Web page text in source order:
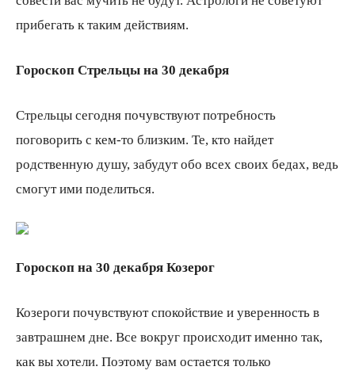
прибегать к таким действиям.
Гороскоп Стрельцы на 30 декабря
Стрельцы сегодня почувствуют потребность
поговорить с кем-то близким. Те, кто найдет
родственную душу, забудут обо всех своих бедах, ведь
смогут ими поделиться.
Гороскоп на 30 декабря Козерог
Козероги почувствуют спокойствие и уверенность в
завтрашнем дне. Все вокруг происходит именно так,
как вы хотели. Поэтому вам остается только